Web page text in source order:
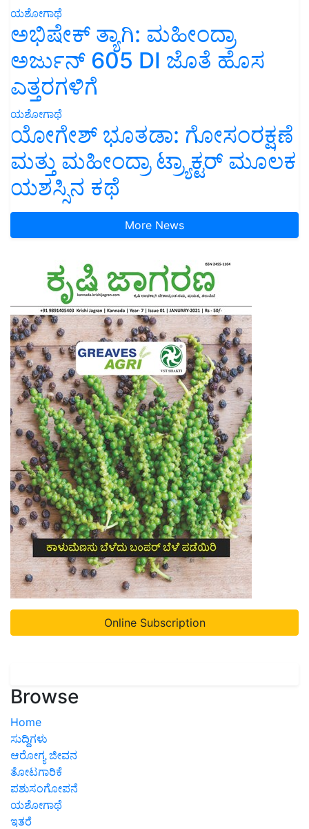
ಯಶೋಗಾಥೆ
ಅಭಿಷೇಕ್ ತ್ಯಾಗಿ: ಮಹೀಂದ್ರಾ
ಅರ್ಜುನ್ 605 DI ಜೊತೆ ಹೊಸ
ಎತ್ತರಗಳಿಗೆ
ಯಶೋಗಾಥೆ
ಯೋಗೇಶ್ ಭೂತಡಾ: ಗೋಸಂರಕ್ಷಣೆ
ಮತ್ತು ಮಹೀಂದ್ರಾ ಟ್ರ್ಯಾಕ್ಟರ್ ಮೂಲಕ
ಯಶಸ್ಸಿನ ಕಥೆ
More News
Online Subscription
Browse
Home
ಸುದ್ದಿಗಳು
ಆರೋಗ್ಯ ಜೀವನ
ತೋಟಗಾರಿಕೆ
ಪಶುಸಂಗೋಪನೆ
ಯಶೋಗಾಥೆ
ಇತರೆ